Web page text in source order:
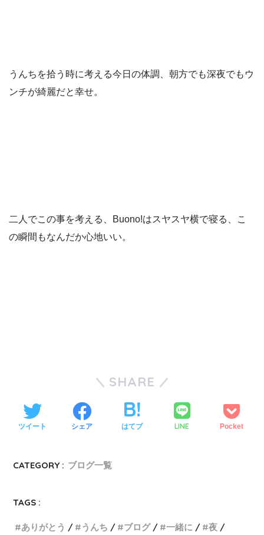
うんちを拾う時に考える今日の体調、朝方でも深夜でもウ
ンチが綺麗だと幸せ。
二人でこの事を考える、Buono!はスヤスヤ横で寝る、こ
の瞬間もなんだか心地いい。
SHARE
ツイート シェア はてブ LINE Pocket
CATEGORY : ブログ一覧
TAGS :
ありがとう うんち ブログ 一緒に
夜